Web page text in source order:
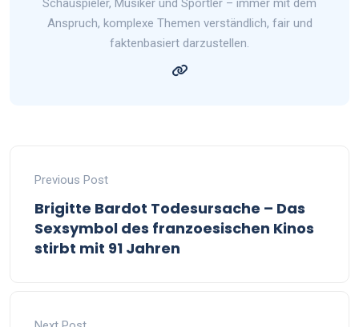
Schauspieler, Musiker und Sportler – immer mit dem
Anspruch, komplexe Themen verständlich, fair und
faktenbasiert darzustellen.
Previous Post
Brigitte Bardot Todesursache – Das
Sexsymbol des franzoesischen Kinos
stirbt mit 91 Jahren